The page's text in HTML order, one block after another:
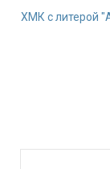
ХМК с литерой